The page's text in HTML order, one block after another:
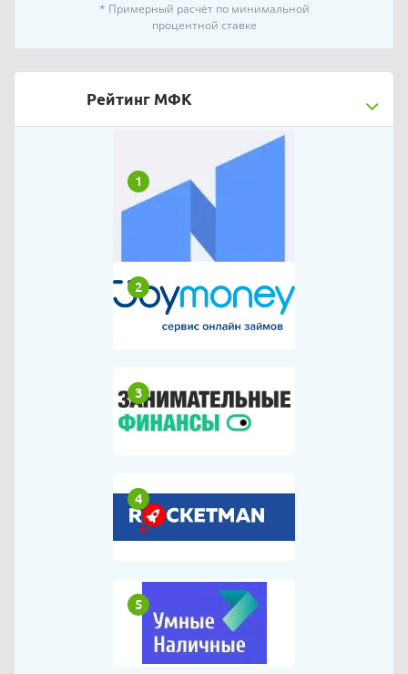
* Примерный расчёт по минимальной
процентной ставке
Рейтинг МФК
1
2
3
4
5